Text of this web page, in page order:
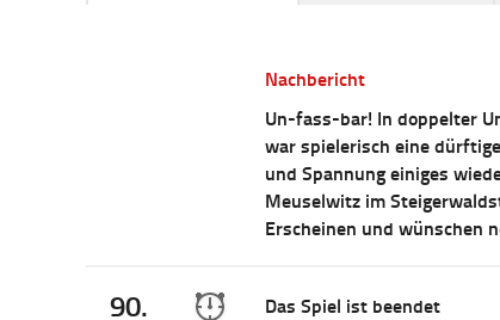
Nachbericht
Un-fass-bar! In doppelter
war spielerisch eine
und Spannung einiges
Meuselwitz im
Erscheinen und wünschen
90. Das Spiel ist beendet